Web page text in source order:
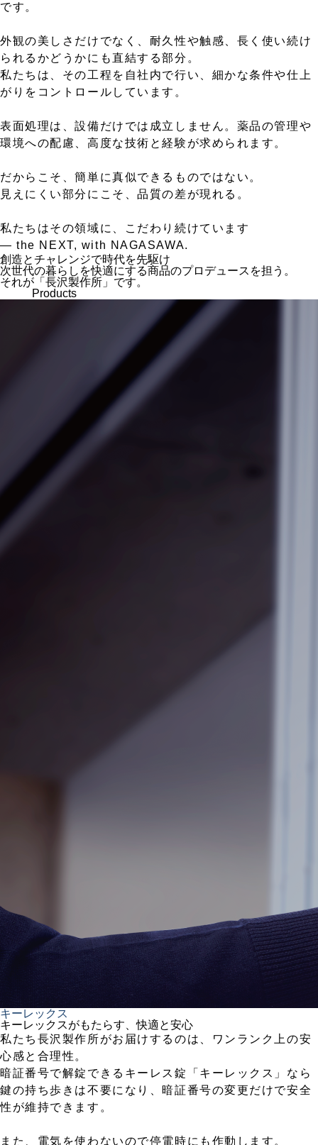
です。
外観の美しさだけでなく、耐久性や触感、長く使い続け
られるかどうかにも直結する部分。
私たちは、その工程を自社内で行い、細かな条件や仕上
がりをコントロールしています。
表面処理は、設備だけでは成立しません。薬品の管理や
環境への配慮、高度な技術と経験が求められます。
だからこそ、簡単に真似できるものではない。
見えにくい部分にこそ、品質の差が現れる。
私たちはその領域に、こだわり続けています
— the NEXT, with NAGASAWA.
創造とチャレンジで時代を先駆け
次世代の暮らしを快適にする商品のプロデュースを担う。
それが「長沢製作所」です。
Products
キーレックス
キーレックスがもたらす、快適と安心
私たち長沢製作所がお届けするのは、ワンランク上の安
心感と合理性。
暗証番号で解錠できるキーレス錠「キーレックス」なら
鍵の持ち歩きは不要になり、暗証番号の変更だけで安全
性が維持できます。
また、電気を使わないので停電時にも作動します。